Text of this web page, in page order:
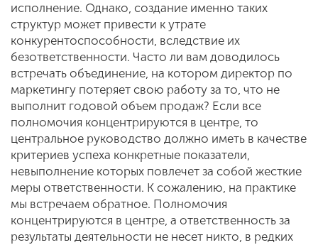
исполнение. Однако, создание именно таких
структур может привести к утрате
конкурентоспособности, вследствие их
безответственности. Часто ли вам доводилось
встречать объединение, на котором директор по
маркетингу потеряет свою работу за то, что не
выполнит годовой объем продаж? Если все
полномочия концентрируются в центре, то
центральное руководство должно иметь в качестве
критериев успеха конкретные показатели,
невыполнение которых повлечет за собой жесткие
меры ответственности. К сожалению, на практике
мы встречаем обратное. Полномочия
концентрируются в центре, а ответственность за
результаты деятельности не несет никто, в редких